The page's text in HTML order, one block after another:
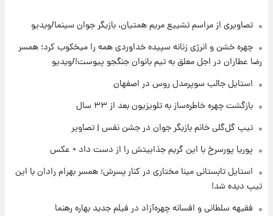
۲۱ ساعت پیش
۱۲۹۰ شمسی
۲۱ ساعت پیش
هسته‌ای در آسمان ظاهر شد
رونالدو از گنجینه خودروهای لوکسش رونمایی
تصاویری از مراسم تشییع مریم همتیان، بازیگر جوان سینما/ویدیو
چهره خشن و انرژی زنانه سپیده خداوردی همه را میخکوب کرد؛ همسر
رضا عطاران در اجل معلق به تیم بانوان جنگجو پیوست!/ویدیو
استایل جالب سوپرمدل روس در اصفهان
بازگشت چهره خاطره‌ساز به تلویزیون بعد از ۳۳ سال
تیپ گل‌گلی خانم بازیگر جوان در جشن نفس | تصاویر
پوریا پورسرخ با این گریم جذابیتش را از دست داد + عکس
استایل تابستانی مینا مختاری در کنار پسرش؛ همسر بهرام رادان با این
تیپ دیده شد!
فقیهه سلطانی و افسانه چهره‌آزاد در فیلم جدید بهاره رهنما